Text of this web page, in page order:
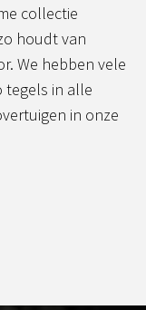
collectie
houdt van
We hebben vele
in alle
in onze